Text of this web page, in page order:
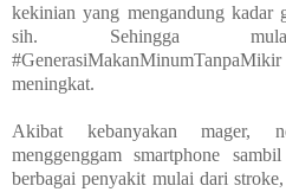
kekinian yang mengandung kadar
sih. Sehingga
meningkat.
Akibat kebanyakan mager,
menggenggam smartphone
berbagai penyakit mulai dari